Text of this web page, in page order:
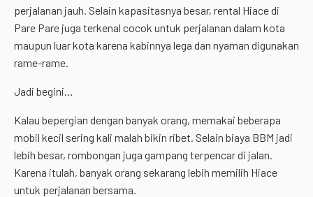
perjalanan jauh. Selain kapasitasnya besar, rental Hiace di
Pare Pare juga terkenal cocok untuk perjalanan dalam kota
maupun luar kota karena kabinnya lega dan nyaman digunakan
rame-rame.
Jadi begini…
Kalau bepergian dengan banyak orang, memakai beberapa
mobil kecil sering kali malah bikin ribet. Selain biaya BBM jadi
lebih besar, rombongan juga gampang terpencar di jalan.
Karena itulah, banyak orang sekarang lebih memilih Hiace
untuk perjalanan bersama.